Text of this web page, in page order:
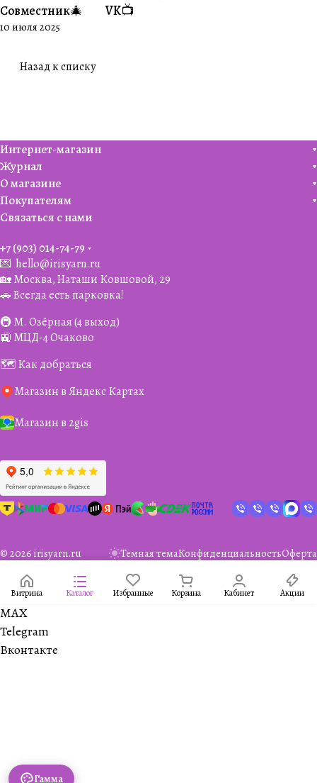
Совместник🎄
10 июля 2025
VK📺
Назад к списку
Интернет-магазин
Журнал
О магазине
Покупателям
Связаться с нами
+7 (903) 014-74-79‬
💌 hello@irisyarn.ru
🏡 Москва, Наташи Ковшовой, 29
🚗 Всегда есть парковка!
🚇 М. Озёрная (4 выход)
🚉 МЦД-4 Очаково
🗺️ Как добраться
Магазин в Яндекс Картах
Магазин в 2gis
© 2026 irisyarn.ru Темная темаКонфиденциальностьОферта
Витрина Каталог Избранные Корзина Кабинет Акции
Гамма
MAX
Telegram
Вконтакте